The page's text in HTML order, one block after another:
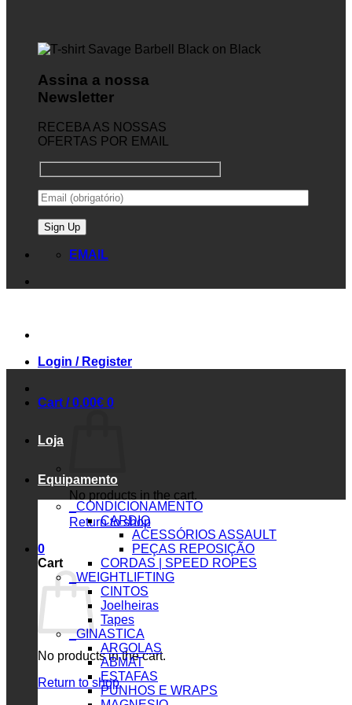
Assina a nossa
Newsletter
RECEBA AS NOSSAS
OFERTAS POR EMAIL
EMAIL
Login / Register
Cart /0.00€ 0
No products in the cart.
Return to shop
0
Cart
No products in the cart.
Return to shop
Loja
Equipamento
_CONDICIONAMENTO
CARDIO
ACESSÓRIOS ASSAULT
PEÇAS REPOSIÇÃO
CORDAS | SPEED ROPES
_WEIGHTLIFTING
CINTOS
Joelheiras
Tapes
_GINASTICA
ARGOLAS
ABMAT
ESTAFAS
PUNHOS E WRAPS